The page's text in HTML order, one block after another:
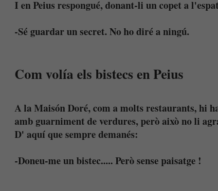
I en Peius respongué, donant-li un copet a
-Sé guardar un secret. No ho diré a ningú.
Com volía els bistecs en Peius
A la Maisón Doré, com a molts restaurants, hi
amb guarniment de verdures, però això no li
D' aquí que sempre demanés:
-Doneu-me un bistec..... Però sense paisatge !